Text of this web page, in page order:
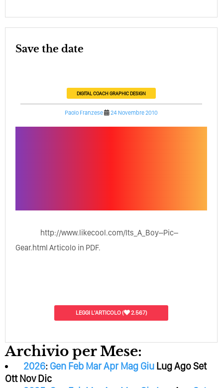
Save the date
DIGITAL COACHGRAPHIC DESIGN
Paolo Franzese 24 Novembre 2010
http://www.likecool.com/Its_A_Boy–Pic–
Gear.html Articolo in PDF.
LEGGI L'ARTICOLO( 2.567)
Archivio per Mese:
2026: Gen Feb MarApr Mag Giu LugAgoSet
Ott Nov Dic